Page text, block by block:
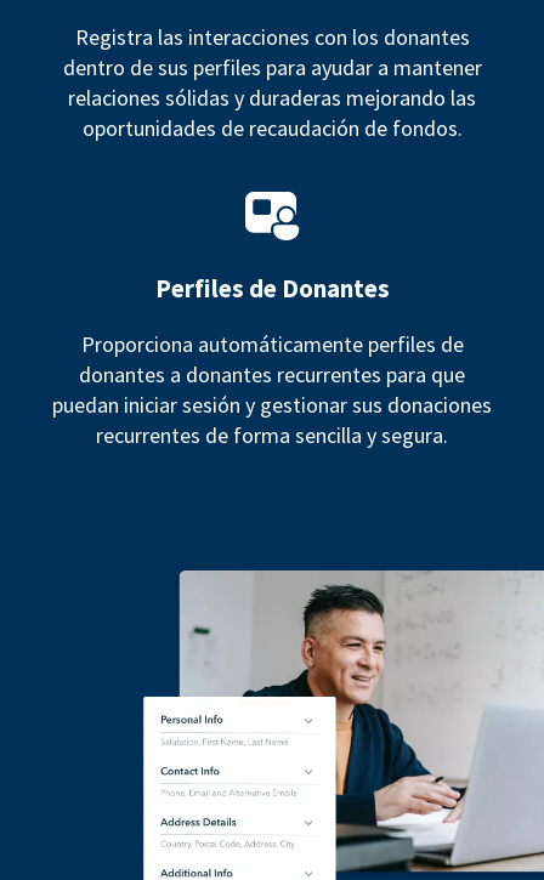
Registra las interacciones con los donantes
dentro de sus perfiles para ayudar a mantener
relaciones sólidas y duraderas mejorando las
oportunidades de recaudación de fondos.
Perfiles de Donantes
Proporciona automáticamente perfiles de
donantes a donantes recurrentes para que
puedan iniciar sesión y gestionar sus donaciones
recurrentes de forma sencilla y segura.